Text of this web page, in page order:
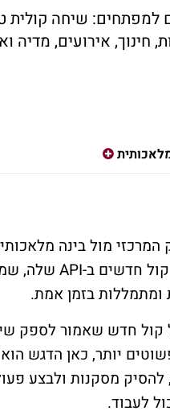
שיחה קולית
חינוך, אירועים, מדיה
המרכזי מול בינה
חדשים ב-API שלה,
בזמן אמת.
קול חדש שאמור לספק
יותר, כאן הדגש
מסקנות ולבצע
לעבוד.